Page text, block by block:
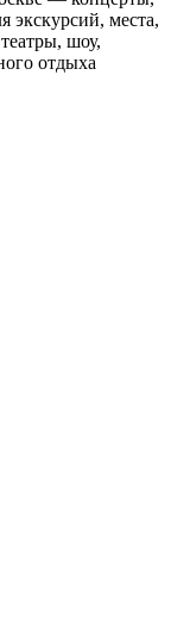
экскурсий, места,
шоу,
отдыха